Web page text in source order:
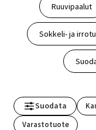
Ruuvipaalut
Sokkeli- ja
Suodata
Varastotuote